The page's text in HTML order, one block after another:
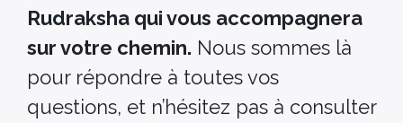
Rudraksha qui vous accompagnera
sur votre chemin. Nous sommes là
pour répondre à toutes vos
questions, et n’hésitez pas à consulter